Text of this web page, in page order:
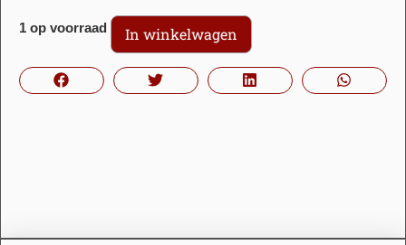
1 op voorraad In winkelwagen